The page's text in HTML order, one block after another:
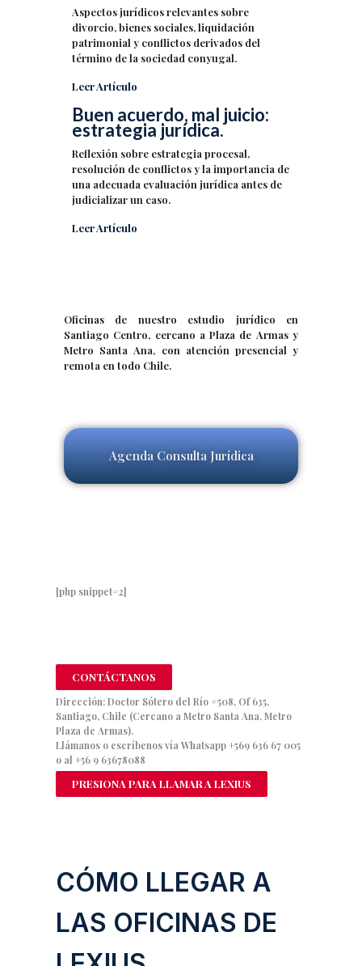
Aspectos jurídicos relevantes sobre
divorcio, bienes sociales, liquidación
patrimonial y conflictos derivados del
término de la sociedad conyugal.
Leer Artículo
Buen acuerdo, mal juicio:
estrategia jurídica.
Reflexión sobre estrategia procesal,
resolución de conflictos y la importancia de
una adecuada evaluación jurídica antes de
judicializar un caso.
Leer Artículo
Oficinas de nuestro estudio jurídico en
Santiago Centro, cercano a Plaza de Armas y
Metro Santa Ana, con atención presencial y
remota en todo Chile.
Agenda Consulta Jurídica
[php snippet=2]
CONTÁCTANOS
Dirección: Doctor Sótero del Río #508, Of 635,
Santiago, Chile (Cercano a Metro Santa Ana, Metro
Plaza de Armas).
Llámanos o escríbenos vía Whatsapp+569 636 67 005
o al +56 9 63678088
PRESIONA PARA LLAMAR A LEXIUS
CÓMO LLEGAR A
LAS OFICINAS DE